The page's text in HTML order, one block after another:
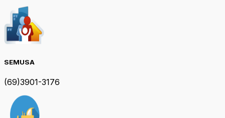
SEMUSA
(69)3901-3176